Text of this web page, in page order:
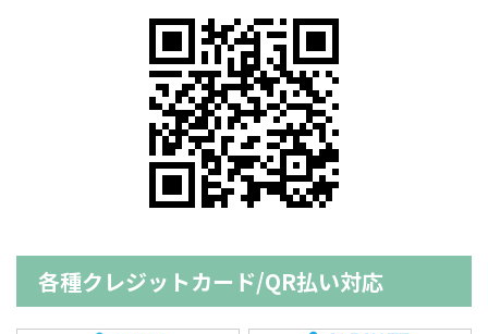
各種クレジットカード/QR払い対応